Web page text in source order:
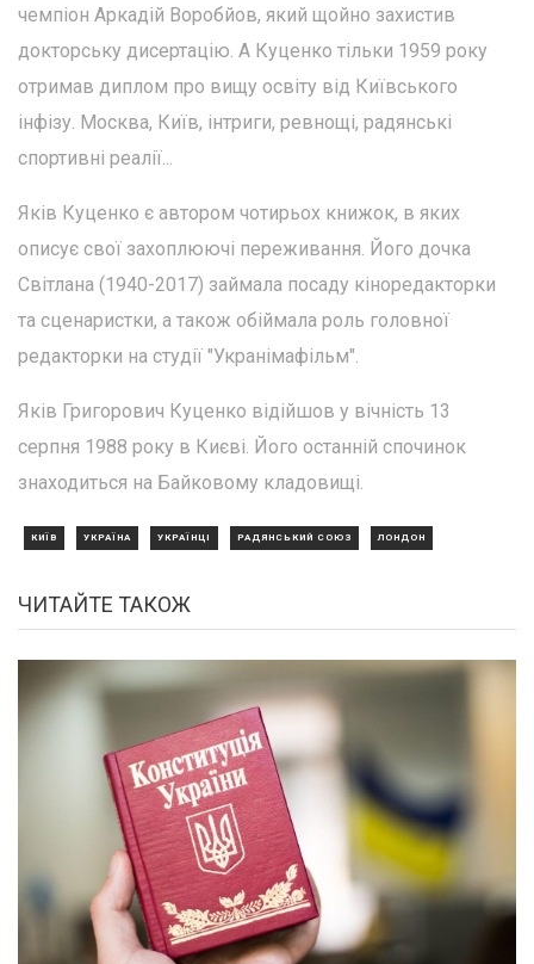
чемпіон Аркадій Воробйов, який щойно захистив
докторську дисертацію. А Куценко тільки 1959 року
отримав диплом про вищу освіту від Київського
інфізу. Москва, Київ, інтриги, ревнощі, радянські
спортивні реалії...
Яків Куценко є автором чотирьох книжок, в яких
описує свої захоплюючі переживання. Його дочка
Світлана (1940-2017) займала посаду кіноредакторки
та сценаристки, а також обіймала роль головної
редакторки на студії "Укранімафільм".
Яків Григорович Куценко відійшов у вічність 13
серпня 1988 року в Києві. Його останній спочинок
знаходиться на Байковому кладовищі.
КИЇВ УКРАЇНА УКРАЇНЦІ РАДЯНСЬКИЙ СОЮЗ ЛОНДОН
ЧИТАЙТЕ ТАКОЖ